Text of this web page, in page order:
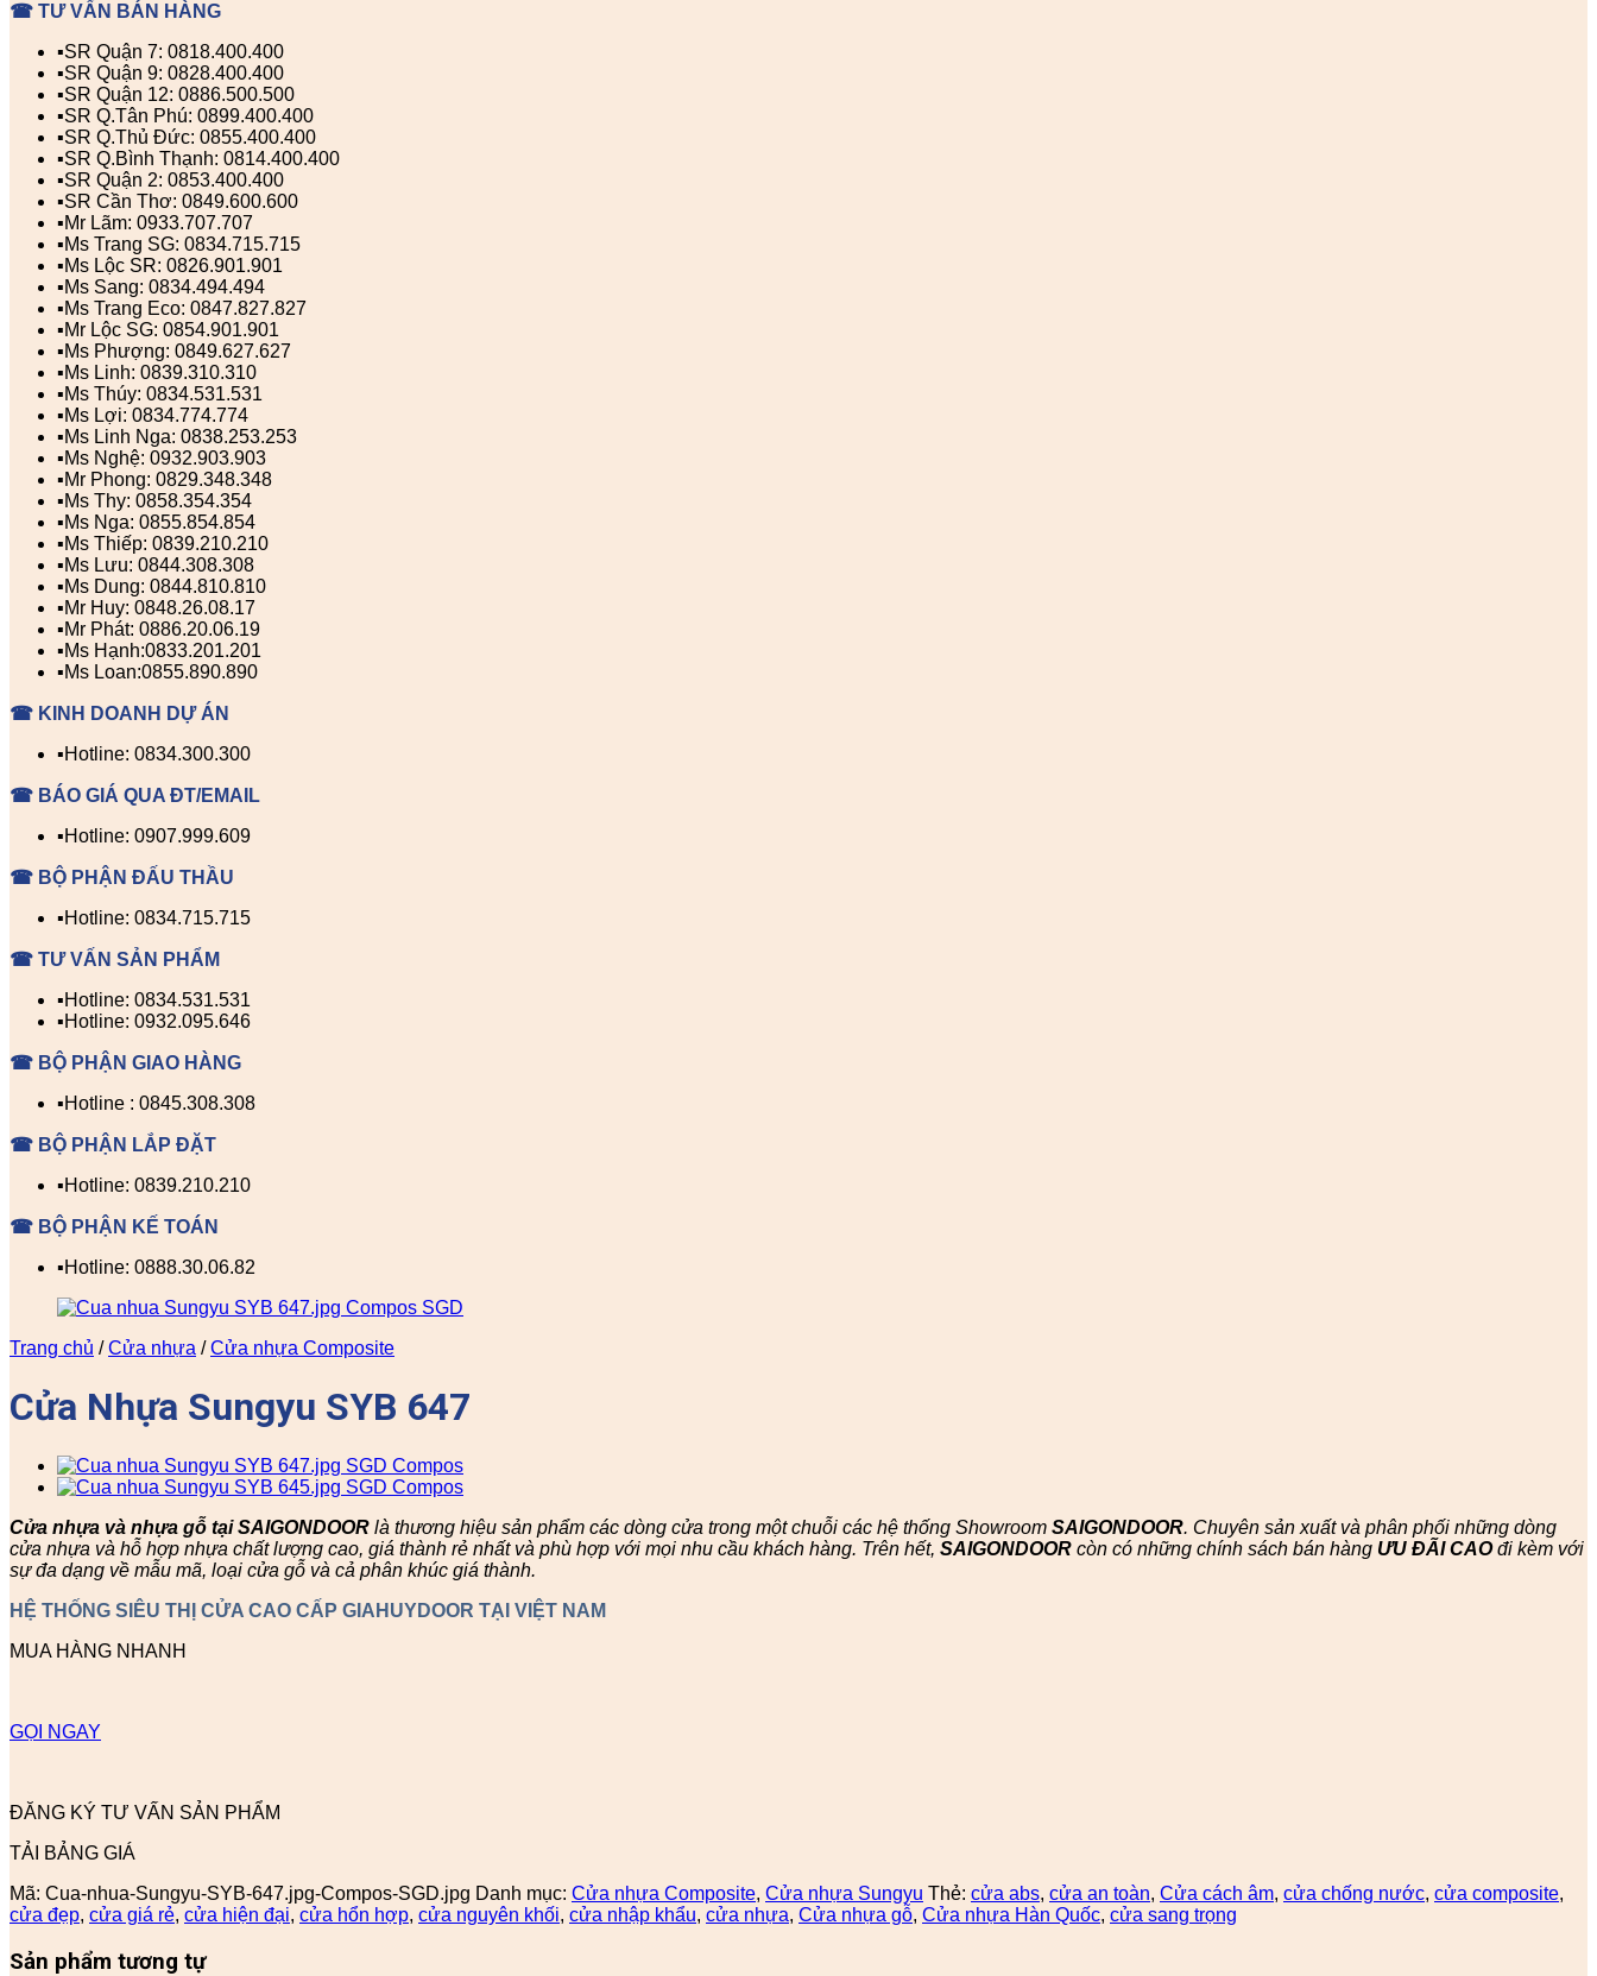
☎ TƯ VẤN BÁN HÀNG
▪️SR Quận 7: 0818.400.400
▪️SR Quận 9: 0828.400.400
▪️SR Quận 12: 0886.500.500
▪️SR Q.Tân Phú: 0899.400.400
▪️SR Q.Thủ Đức: 0855.400.400
▪️SR Q.Bình Thạnh: 0814.400.400
▪️SR Quận 2: 0853.400.400
▪️SR Cần Thơ: 0849.600.600
▪️Mr Lãm: 0933.707.707
▪️Ms Trang SG: 0834.715.715
▪️Ms Lộc SR: 0826.901.901
▪️Ms Sang: 0834.494.494
▪️Ms Trang Eco: 0847.827.827
▪️Mr Lộc SG: 0854.901.901
▪️Ms Phượng: 0849.627.627
▪️Ms Linh: 0839.310.310
▪️Ms Thúy: 0834.531.531
▪️Ms Lợi: 0834.774.774
▪️Ms Linh Nga: 0838.253.253
▪️Ms Nghệ: 0932.903.903
▪️Mr Phong: 0829.348.348
▪️Ms Thy: 0858.354.354
▪️Ms Nga: 0855.854.854
▪️Ms Thiếp: 0839.210.210
▪️Ms Lưu: 0844.308.308
▪️Ms Dung: 0844.810.810
▪️Mr Huy: 0848.26.08.17
▪️Mr Phát: 0886.20.06.19
▪️Ms Hạnh:0833.201.201
▪️Ms Loan:0855.890.890
☎ KINH DOANH DỰ ÁN
▪️Hotline: 0834.300.300
☎ BÁO GIÁ QUA ĐT/EMAIL
▪️Hotline: 0907.999.609
☎ BỘ PHẬN ĐẤU THẦU
▪️Hotline: 0834.715.715
☎ TƯ VẤN SẢN PHẨM
▪️Hotline: 0834.531.531
▪️Hotline: 0932.095.646
☎ BỘ PHẬN GIAO HÀNG
▪️Hotline : 0845.308.308
☎ BỘ PHẬN LẮP ĐẶT
▪️Hotline: 0839.210.210
☎ BỘ PHẬN KẾ TOÁN
▪️Hotline: 0888.30.06.82
Trang chủ / Cửa nhựa / Cửa nhựa Composite
Cửa Nhựa Sungyu SYB 647
Cửa nhựa và nhựa gỗ tại SAIGONDOOR là thương hiệu sản phẩm các dòng cửa trong một chuỗi các hệ thống Showroom SAIGONDOOR. Chuyên sản xuất và phân phối những dòng
cửa nhựa và hỗ hợp nhựa chất lượng cao, giá thành rẻ nhất và phù hợp với mọi nhu cầu khách hàng. Trên hết, SAIGONDOOR còn có những chính sách bán hàng ƯU ĐÃI CAOđi kèm với
sự đa dạng về mẫu mã, loại cửa gỗ và cả phân khúc giá thành.
HỆ THỐNG SIÊU THỊ CỬA CAO CẤP GIAHUYDOOR TẠI VIỆT NAM
MUA HÀNG NHANH
GỌI NGAY
ĐĂNG KÝ TƯ VẤN SẢN PHẨM
TẢI BẢNG GIÁ
Mã: Cua-nhua-Sungyu-SYB-647.jpg-Compos-SGD.jpg Danh mục: Cửa nhựa Composite, Cửa nhựa Sungyu Thẻ: cửa abs, cửa an toàn, Cửa cách âm, cửa chống nước, cửa composite,
cửa đẹp, cửa giá rẻ, cửa hiện đại, cửa hổn hợp, cửa nguyên khối, cửa nhập khẩu, cửa nhựa, Cửa nhựa gỗ, Cửa nhựa Hàn Quốc, cửa sang trọng
Sản phẩm tương tự